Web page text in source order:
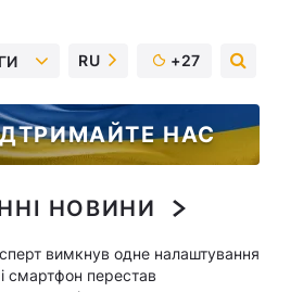
RU +27
НАС
НОВИНИ
вимкнув одне налаштування
смартфон перестав